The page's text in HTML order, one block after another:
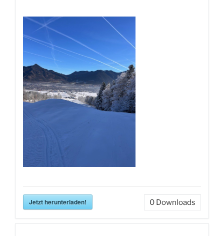
Jetzt herunterladen! 0 Downloads